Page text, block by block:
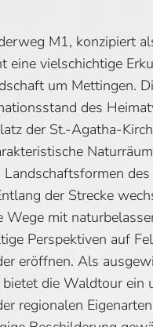
M1, konzipiert
eine vielschichtige
um Mettingen.
des
der St.-Agatha-
der Strecke
Wege mit
Perspektiven auf
eröffnen. Als
die Waldtour ein
regionalen